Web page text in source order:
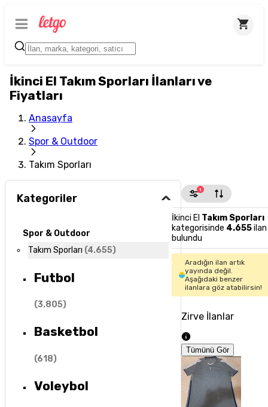
İkinci El Takım Sporları İlanları ve
Fiyatları
Anasayfa
Spor & Outdoor
Takım Sporları
Kategoriler
Spor & Outdoor
Takım Sporları (4.655)
Futbol
(3.805)
Basketbol
(618)
Voleybol
1
İkinci El Takım Sporları
kategorisinde 4.655ilan
bulundu
Aradığın ilan artık
yayında değil.
Aşağıdaki benzer
ilanlara göz atabilirsin!
Zirve İlanlar
Tümünü Gör